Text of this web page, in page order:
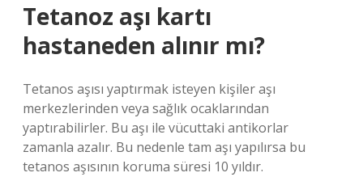
Tetanoz aşı kartı
hastaneden alınır mı?
Tetanos aşısı yaptırmak isteyen kişiler aşı
merkezlerinden veya sağlık ocaklarından
yaptırabilirler. Bu aşı ile vücuttaki antikorlar
zamanla azalır. Bu nedenle tam aşı yapılırsa bu
tetanos aşısının koruma süresi 10 yıldır.